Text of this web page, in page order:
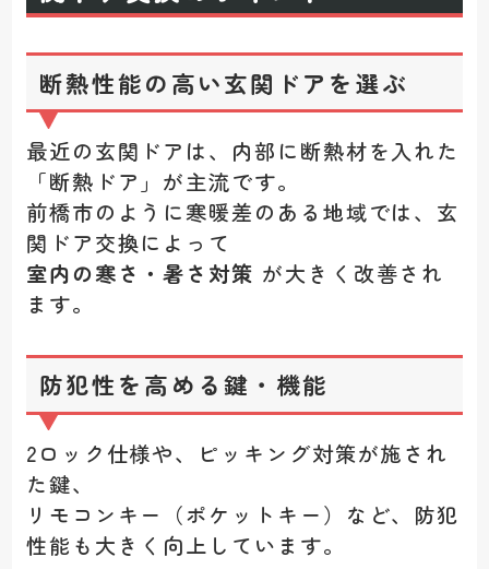
断熱性能の高い玄関ドアを選ぶ
最近の玄関ドアは、内部に断熱材を入れた
「断熱ドア」が主流です。
前橋市のように寒暖差のある地域では、玄
関ドア交換によって
室内の寒さ・暑さ対策 が大きく改善され
ます。
防犯性を高める鍵・機能
2ロック仕様や、ピッキング対策が施され
た鍵、
リモコンキー（ポケットキー）など、防犯
性能も大きく向上しています。